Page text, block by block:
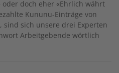
doch eher «Ehrlich währt
Kununu-Einträge von
sich unsere drei Experten
Arbeitgebende wörtlich